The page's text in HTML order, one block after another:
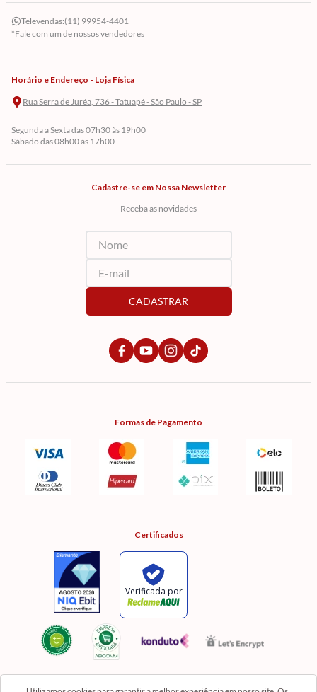
Televendas:(11) 99954-4401
*Fale com um de nossos vendedores
Horário e Endereço - Loja Física
Rua Serra de Juréa, 736 - Tatuapé - São Paulo - SP
Segunda a Sexta das 07h30 às 19h00
Sábado das 08h00 às 17h00
Cadastre-se em Nossa Newsletter
Receba as novidades
CADASTRAR
Formas de Pagamento
Certificados